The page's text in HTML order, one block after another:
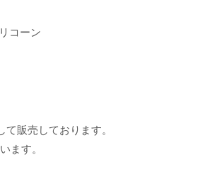
コーン
販売しております。
ます。